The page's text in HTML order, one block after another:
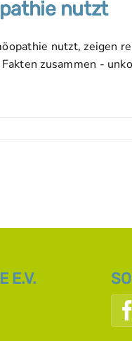
nutzt
nutzt, zeigen
zusammen -
E.V.